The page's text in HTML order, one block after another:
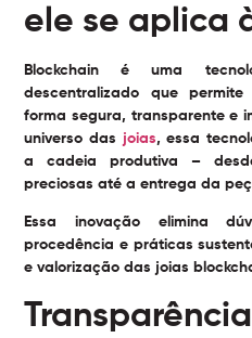
ele se aplica
Blockchain é uma
descentralizado que
forma segura, transparente e
universo das joias, essa
a cadeia produtiva –
preciosas até a entrega da
Essa inovação elimina
procedência e práticas
e valorização das joias